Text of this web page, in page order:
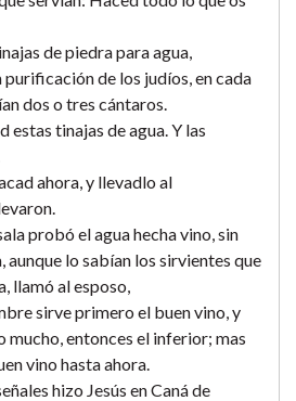
de piedra para agua,
de los judíos, en cada
dos o tres cántaros.
estas tinajas de agua. Y las
ahora, y llevadlo al
probó el agua hecha vino, sin
aunque lo sabían los sirvientes que
llamó al esposo,
sirve primero el buen vino, y
mucho, entonces el inferior; mas
vino hasta ahora.
hizo Jesús en Caná de